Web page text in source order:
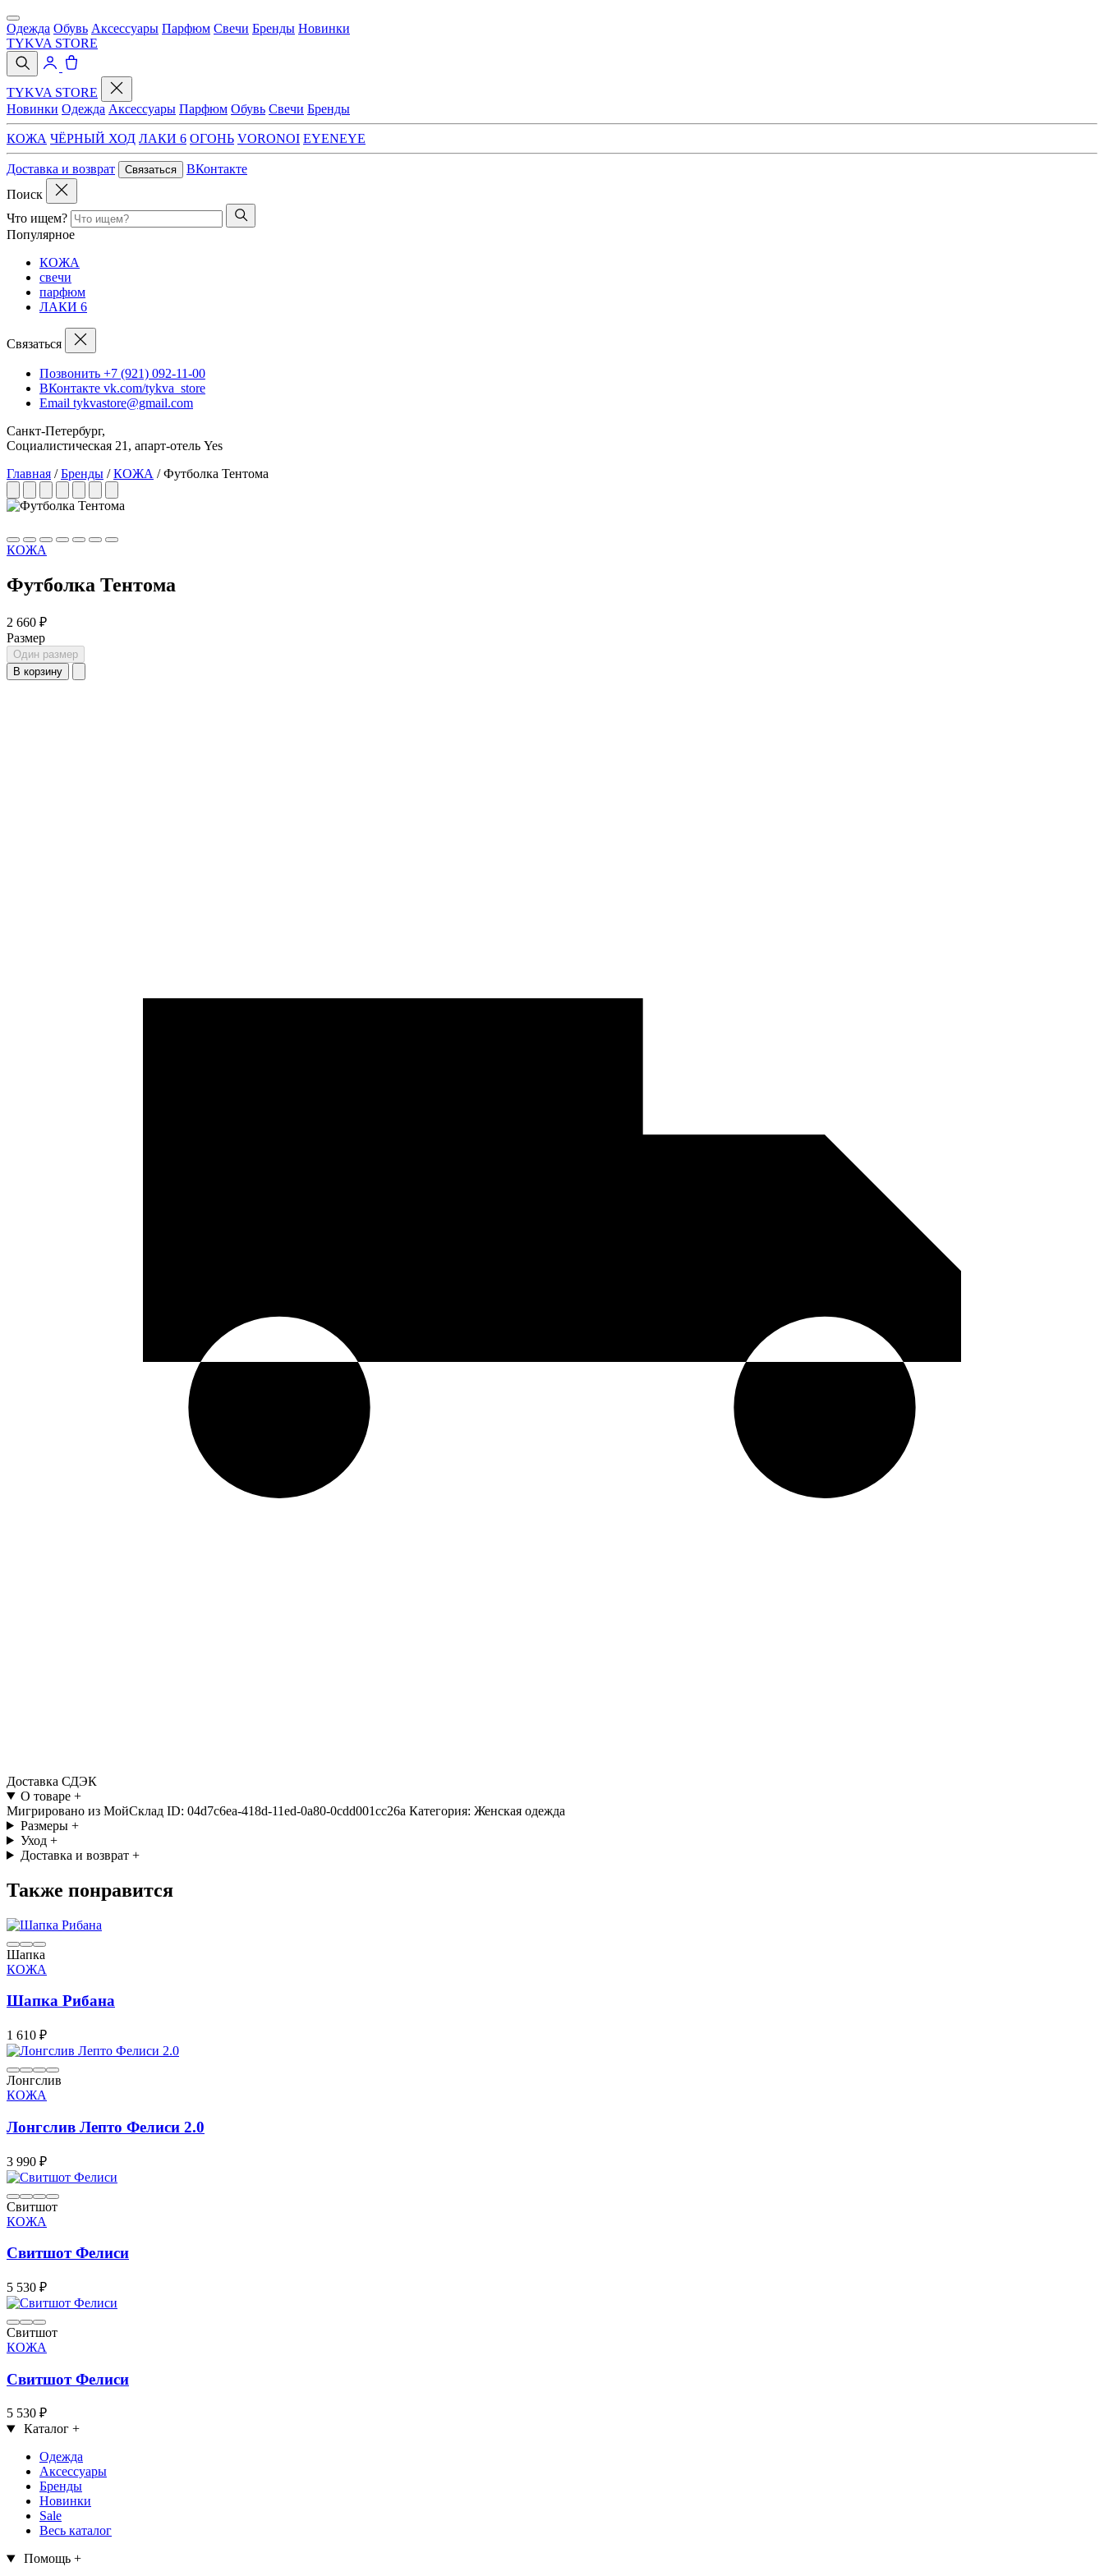
Одежда Обувь Аксессуары Парфюм Свечи Бренды Новинки
TYKVA STORE
TYKVA STORE
Новинки Одежда Аксессуары Парфюм Обувь Свечи Бренды
КОЖА ЧЁРНЫЙ ХОД ЛАКИ 6 ОГОНЬ VORONOI EYENEYE
Доставка и возврат Связаться
ВКонтакте
Поиск
Что ищем?
Популярное
КОЖА
свечи
парфюм
ЛАКИ 6
Связаться
Позвонить +7 (921) 092-11-00
ВКонтакте vk.com/tykva_store
Email tykvastore@gmail.com
Санкт-Петербург,
Социалистическая 21, апарт-отель Yes
Главная / Бренды / КОЖА / Футболка Тентома
КОЖА
Футболка Тентома
2 660 ₽
Размер
Один размер
В корзину
Доставка СДЭК
О товаре +
Мигрировано из МойСклад ID: 04d7c6ea-418d-11ed-0a80-0cdd001cc26a Категория: Женская одежда
Размеры +
Уход +
Доставка и возврат +
Также понравится
Шапка
КОЖА
Шапка Рибана
1 610 ₽
Лонгслив
КОЖА
Лонгслив Лепто Фелиси 2.0
3 990 ₽
Свитшот
КОЖА
Свитшот Фелиси
5 530 ₽
Свитшот
КОЖА
Свитшот Фелиси
5 530 ₽
Каталог +
Одежда
Аксессуары
Бренды
Новинки
Sale
Весь каталог
Помощь +